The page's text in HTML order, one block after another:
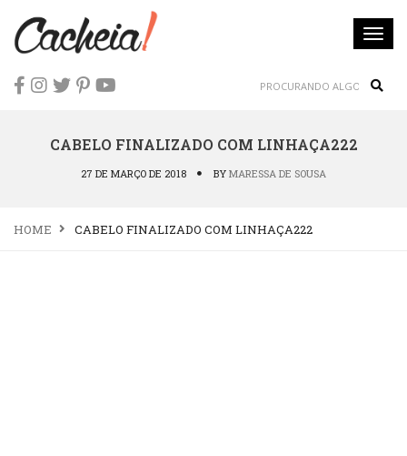
CABELO FINALIZADO COM LINHAÇA222
27 DE MARÇO DE 2018 BY MARESSA DE SOUSA
HOME CABELO FINALIZADO COM LINHAÇA222